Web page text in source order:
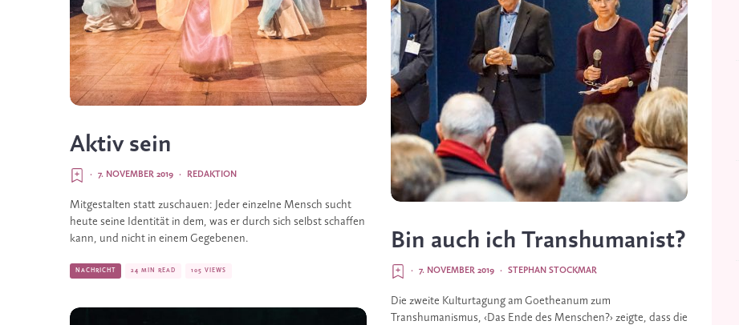
Aktiv sein
REDAKTION
·
7. NOVEMBER 2019
·
Mitgestalten statt zuschauen: Jeder einzelne Mensch sucht
heute seine Identität in dem, was er durch sich selbst schaffen
kann, und nicht in einem Gegebenen.
NACHRICHT 24 MIN READ 105 VIEWS
Bin auch ich Transhumanist?
STEPHAN STOCKMAR
·
7. NOVEMBER 2019
·
Die zweite Kulturtagung am Goetheanum zum
Transhumanismus, ‹Das Ende des Menschen?› zeigte, dass die